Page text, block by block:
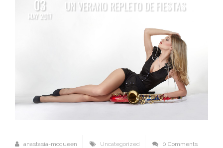
03
MAY 2017
UN VERANO REPLETO DE FIESTAS
anastasia-mcqueen Uncategorized 0 Comments